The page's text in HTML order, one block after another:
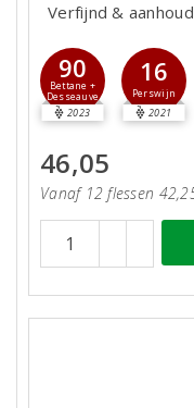
Verfijnd &
90
Bettane +
Desseauve
2023
16
Perswijn
2021
46,05
Vanaf 12 flessen